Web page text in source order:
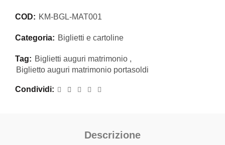
COD: KM-BGL-MAT001
Categoria: Biglietti e cartoline
Tag: Biglietti auguri matrimonio ,
Biglietto auguri matrimonio portasoldi
Condividi
Descrizione